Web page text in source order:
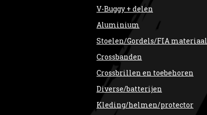
V-Buggy + delen
Aluminium
Stoelen/Gordels/FIA materiaal
Crossbanden
Crossbrillen en toebehoren
Diverse/batterijen
Kleding/helmen/protector